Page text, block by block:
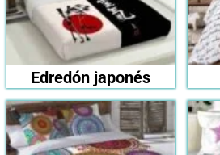
Edredón japonés